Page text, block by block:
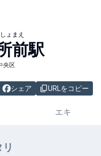
ょまえ
前駅
央区
シェア URLをコピー
エキ